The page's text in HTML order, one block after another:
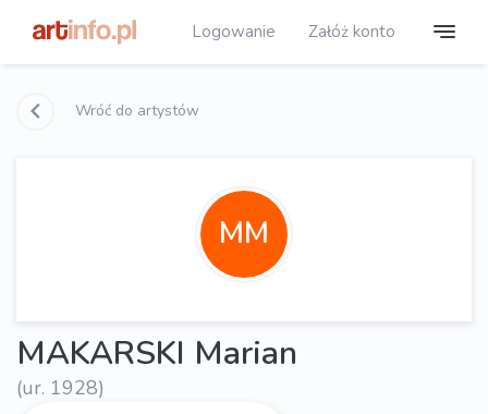
Logowanie Załóż konto
Wróć do artystów
MM
MAKARSKI Marian
(ur. 1928)